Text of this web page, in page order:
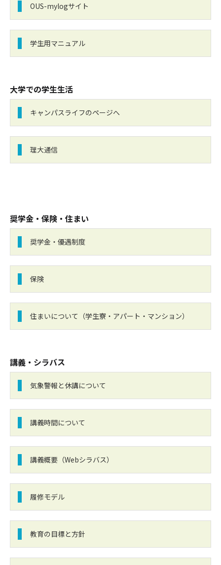
OUS-mylogサイト
学生用マニュアル
大学での学生生活
キャンパスライフのページへ
理大通信
奨学金・保険・住まい
奨学金・優遇制度
保険
住まいについて（学生寮・アパート・マンション）
講義・シラバス
気象警報と休講について
講義時間について
講義概要（Webシラバス）
履修モデル
教育の目標と方針